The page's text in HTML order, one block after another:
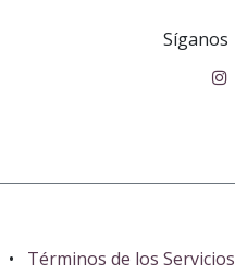
Síganos
• Términos de los Servicios